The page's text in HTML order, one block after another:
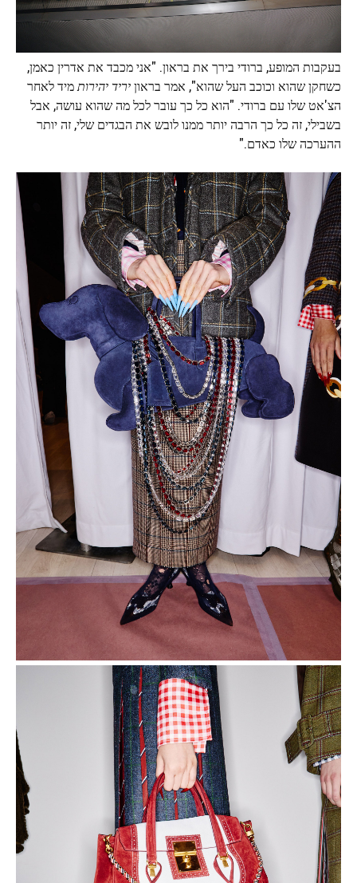
בעקבות המופע, ברודי בירך את בראון. "אני מכבד את אדרין כאמן,
כשחקן שהוא וכוכב העל שהוא", אמר בראוןיריד יהירותמיד לאחר
הצ'אט שלו עם ברודי. "הוא כל כך עובר לכל מה שהוא עושה, אבל
בשבילי, זה כל כך הרבה יותר ממנו לובש את הבגדים שלי, זה יותר
ההערכה שלו כאדם."